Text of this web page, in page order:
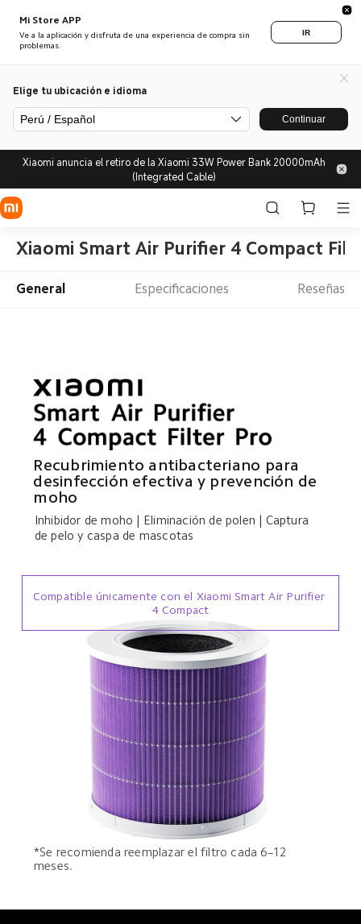
Mi Store APP
Ve a la aplicación y disfruta de una experiencia de compra sin
problemas.
IR
Elige tu ubicación e idioma
Perú / Español Continuar
Xiaomi anuncia el retiro de la Xiaomi 33W Power Bank 20000mAh
(Integrated Cable)
Xiaomi Smart Air Purifier 4 Compact
General Especificaciones Reseñas
Recubrimiento antibacteriano para
desinfección efectiva y prevención de
moho
Inhibidor de moho | Eliminación de polen | Captura
de pelo y caspa de mascotas
Compatible únicamente con el Xiaomi Smart Air Purifier
4 Compact
*Se recomienda reemplazar el filtro cada 6–12
meses.